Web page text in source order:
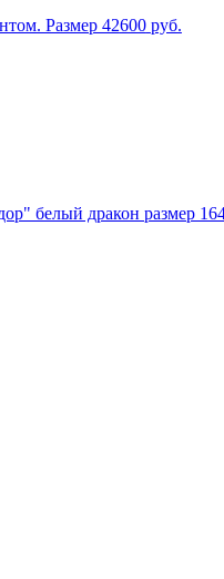
Размер 42600 руб.
белый дракон размер